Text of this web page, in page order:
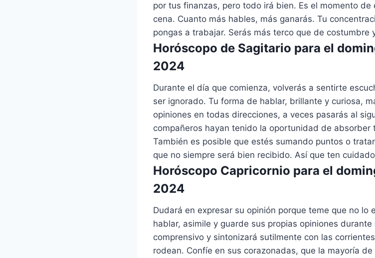
por tus finanzas, pero todo irá bien. Es el momento
cena. Cuanto más hables, más ganarás. Tu
pongas a trabajar. Serás más terco que de costumbre
Horóscopo de Sagitario para el
2024
Durante el día que comienza, volverás a sentirte
ser ignorado. Tu forma de hablar, brillante y curiosa,
opiniones en todas direcciones, a veces pasarás al
compañeros hayan tenido la oportunidad de absorber
También es posible que estés sumando puntos o
que no siempre será bien recibido. Así que ten
Horóscopo Capricornio para el
2024
Dudará en expresar su opinión porque teme que no lo
hablar, asimile y guarde sus propias opiniones
comprensivo y sintonizará sutilmente con las
rodean. Confíe en sus corazonadas, que la mayoría